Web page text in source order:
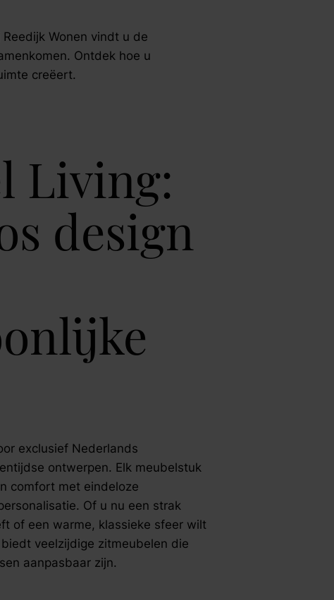
Wonen vindt u de
Ontdek hoe u
creëert.
Living:
design
exclusief Nederlands
ontwerpen. Elk meubelstuk
comfort met eindeloze
Of u nu een strak
of een warme, klassieke sfeer wilt
veelzijdige zitmeubelen die
aanpasbaar zijn.